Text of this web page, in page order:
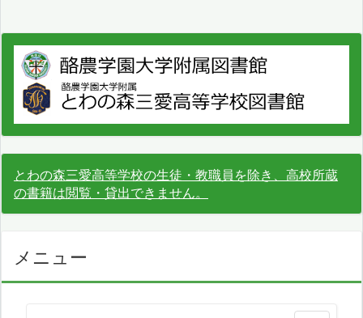
とわの森三愛高等学校の生徒・教職員を除き、高校所蔵
の書籍は閲覧・貸出できません。
メニュー